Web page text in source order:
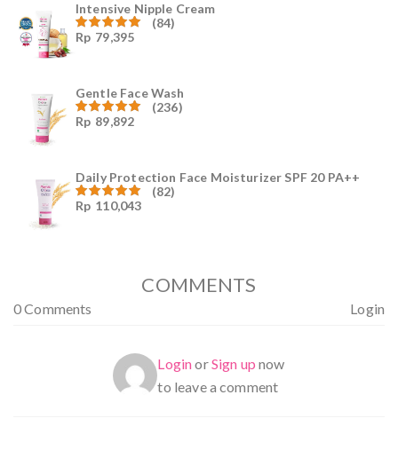
Intensive Nipple Cream
Dinilai
(84)
Rp 79,395
Gentle Face Wash
Dinilai
(236)
Rp 89,892
Daily Protection Face Moisturizer SPF 20 PA++
Dinilai
(82)
Rp 110,043
COMMENTS
0 Comments Login
LoginorSign up now
to leave a comment